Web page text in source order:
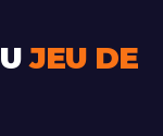
JEU DE